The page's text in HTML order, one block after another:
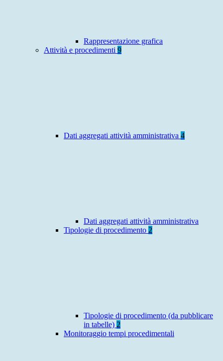
Rappresentazione grafica
Attività e procedimenti 9
Dati aggregati attività amministrativa 4
Dati aggregati attività amministrativa
Tipologie di procedimento 2
Tipologie di procedimento (da pubblicare
in tabelle) 2
Monitoraggio tempi procedimentali